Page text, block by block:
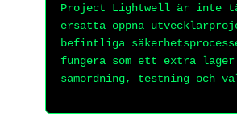
Project Lightwell är inte
ersätta öppna
befintliga
fungera som ett extra
samordning, testning och